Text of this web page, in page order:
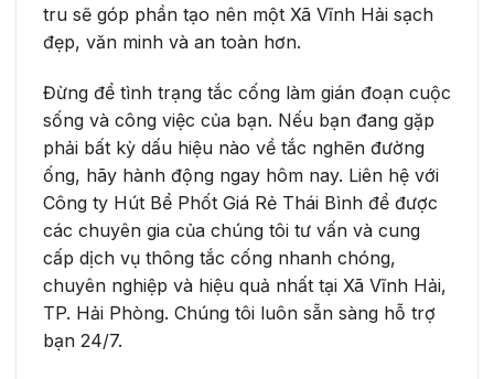
tru sẽ góp phần tạo nên một Xã Vĩnh Hải sạch
đẹp, văn minh và an toàn hơn.
Đừng để tình trạng tắc cống làm gián đoạn cuộc
sống và công việc của bạn. Nếu bạn đang gặp
phải bất kỳ dấu hiệu nào về tắc nghẽn đường
ống, hãy hành động ngay hôm nay. Liên hệ với
Công ty Hút Bể Phốt Giá Rẻ Thái Bình để được
các chuyên gia của chúng tôi tư vấn và cung
cấp dịch vụ thông tắc cống nhanh chóng,
chuyên nghiệp và hiệu quả nhất tại Xã Vĩnh Hải,
TP. Hải Phòng. Chúng tôi luôn sẵn sàng hỗ trợ
bạn 24/7.